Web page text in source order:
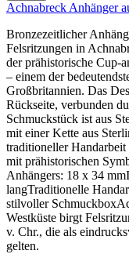
Achnabreck Anhänger
Bronzezeitlicher
Felsritzungen in
der prähistorische Cup-
– einem der
Großbritannien. Das
Rückseite, verbunden
Schmuckstück ist aus
mit einer Kette aus
traditioneller
mit prähistorischen
Anhängers: 18 x 34
langTraditionelle
stilvoller
Westküste birgt
v. Chr., die als
gelten.